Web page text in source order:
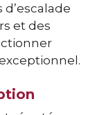
et des